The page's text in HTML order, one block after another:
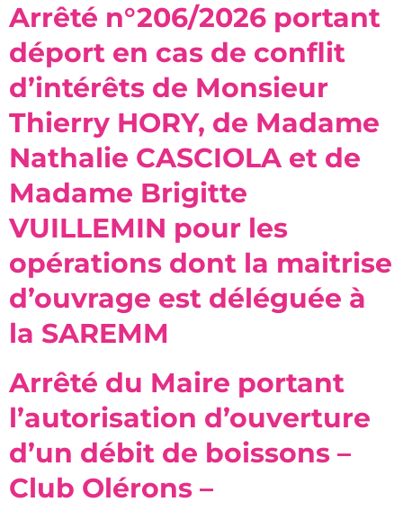
Arrêté n°206/2026 portant
déport en cas de conflit
d’intérêts de Monsieur
Thierry HORY, de Madame
Nathalie CASCIOLA et de
Madame Brigitte
VUILLEMIN pour les
opérations dont la maitrise
d’ouvrage est déléguée à
la SAREMM
Arrêté du Maire portant
l’autorisation d’ouverture
d’un débit de boissons –
Club Olérons –